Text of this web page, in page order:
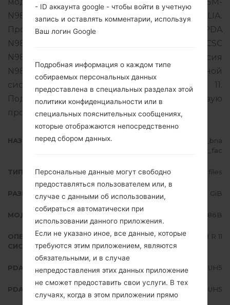
модели вашего смартфона указанному SM-
N986B. Код прошивки TEL для AUSTRALIA.
Продукт поставляется с версией PDA
N986BXXS3DUH5 и версия CSC
N986BOXM3DUH5, MODEM версия
N986BXXU3DUH2. Версия операционной
системы данной прошивки Android R 11.
Подробная инструкция, как прошить стоковую
прошивку на устройства Samsungздесь
НАЗВАНИЕ ФАЙЛА
SM-N986B_1_20210819092756_bna
tylf6qv_fac
ТИП ПРОШИВКИ 4 files
РАЗМЕР ФАЙЛА 7.32 GiB
МОДЕЛЬ Samsung SM-N986B
ОПЕРАЦИОННАЯ
СИСТЕМА
Android R 11
PDA/AP ВЕРСИЯ N986BXXS3DUH5
PDA/AP ВЕРСИЯ N986BOXM3DUH5
- ID аккаунта google - чтобы войти в учетную
запись и оставлять комментарии, используя
Ваш логин Google
Подробная информация о каждом типе
собираемых персональных данных
предоставлена в специальных разделах этой
политики конфиденциальности или в
специальных пояснительных сообщениях,
которые отображаются непосредственно
перед сбором данных.
Персональные данные могут свободно
предоставляться пользователем или, в
случае с данными об использовании,
собираться автоматически при
использовании данного приложения.
Если не указано иное, все данные, которые
требуются этим приложением, являются
обязательными, и в случае
непредоставления этих данных приложение
не сможет предоставить свои услуги. В тех
случаях, когда в этом приложении прямо